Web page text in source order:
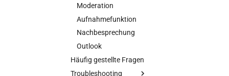
Moderation
Aufnahmefunktion
Nachbesprechung
Outlook
Häufig gestellte Fragen
Troubleshooting